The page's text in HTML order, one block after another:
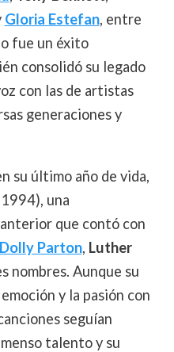
Gloria Estefan, entre
fue un éxito
consolidó su legado
con las de artistas
generaciones y
su último año de vida,
una
que contó con
Dolly Parton, Luther
nombres. Aunque su
y la pasión con
seguían
talento y su